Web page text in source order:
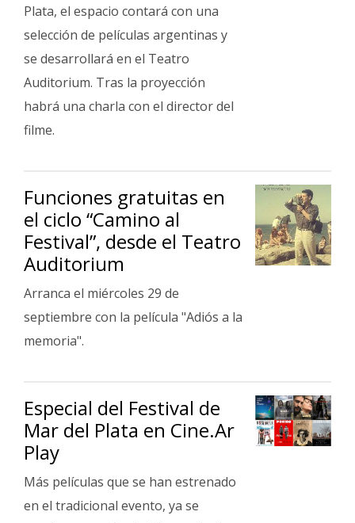
Plata, el espacio contará con una
selección de películas argentinas y
se desarrollará en el Teatro
Auditorium. Tras la proyección
habrá una charla con el director del
filme.
Funciones gratuitas en
el ciclo “Camino al
Festival”, desde el Teatro
Auditorium
Arranca el miércoles 29 de
septiembre con la película "Adiós a la
memoria".
Especial del Festival de
Mar del Plata en Cine.Ar
Play
Más películas que se han estrenado
en el tradicional evento, ya se